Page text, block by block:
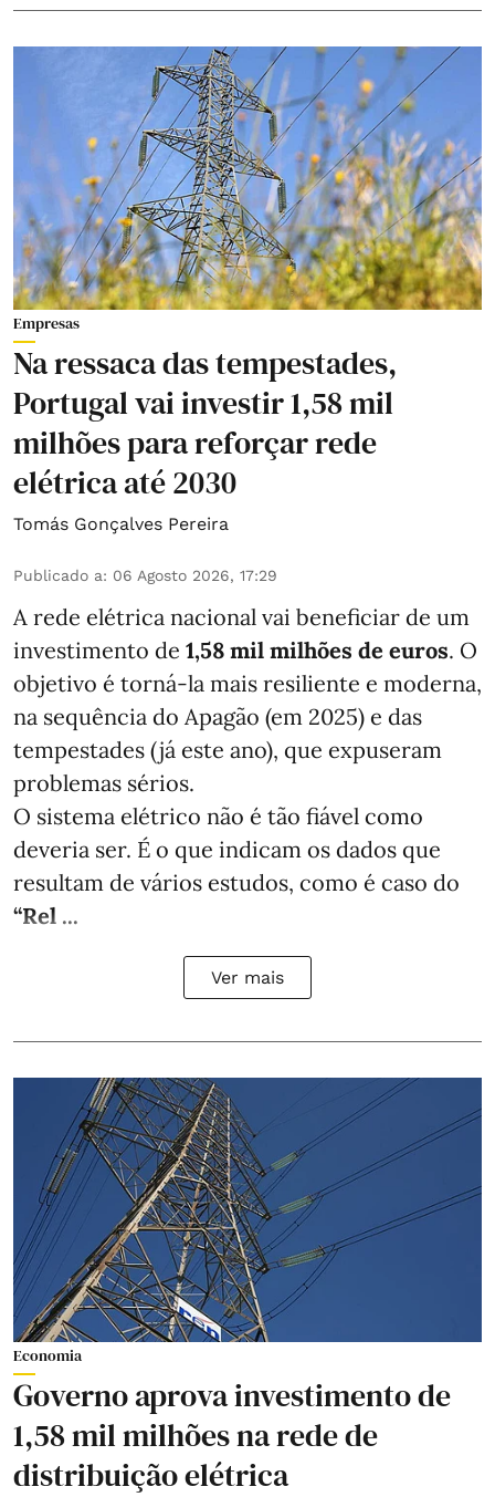
Empresas
Na ressaca das tempestades,
Portugal vai investir 1,58 mil
milhões para reforçar rede
elétrica até 2030
Tomás Gonçalves Pereira
Publicado a: 06 Agosto 2026, 17:29
A rede elétrica nacional vai beneficiar de um
investimento de 1,58 mil milhões de euros. O
objetivo é torná-la mais resiliente e moderna,
na sequência do Apagão (em 2025) e das
tempestades (já este ano), que expuseram
problemas sérios.
O sistema elétrico não é tão fiável como
deveria ser. É o que indicam os dados que
resultam de vários estudos, como é caso do
“Rel ...
Ver mais
Economia
Governo aprova investimento de
1,58 mil milhões na rede de
distribuição elétrica